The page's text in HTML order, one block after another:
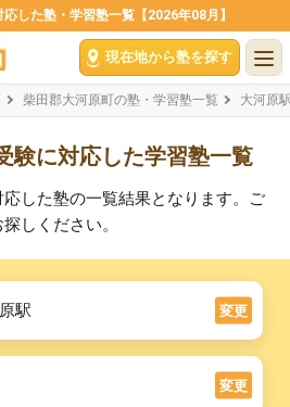
した塾・学習塾一覧【2026年08月】
現在地から塾を探す
柴田郡大河原町の塾・学習塾一覧 大河原
験に対応した学習塾一覧
した塾の一覧結果となります。ご
しください。
駅 変更
変更